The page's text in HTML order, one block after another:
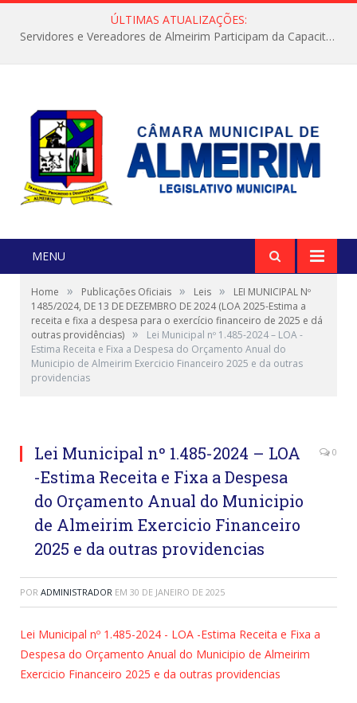
ÚLTIMAS ATUALIZAÇÕES:
Servidores e Vereadores de Almeirim Participam da Capacitação “Orientar é a Nossa Missão”
MENU
Home » Publicações Oficiais » Leis »
LEI MUNICIPAL Nº
1485/2024, DE 13 DE DEZEMBRO DE 2024 (LOA 2025-Estima a
receita e fixa a despesa para o exercício financeiro de 2025 e dá
outras providências) »
Lei Municipal nº 1.485-2024 – LOA -
Estima Receita e Fixa a Despesa do Orçamento Anual do
Municipio de Almeirim Exercicio Financeiro 2025 e da outras
providencias
Lei Municipal nº 1.485-2024 – LOA
-Estima Receita e Fixa a Despesa
do Orçamento Anual do Municipio
de Almeirim Exercicio Financeiro
2025 e da outras providencias
0
POR ADMINISTRADOR EM 30 DE JANEIRO DE 2025
Lei Municipal nº 1.485-2024 - LOA -Estima Receita e Fixa a
Despesa do Orçamento Anual do Municipio de Almeirim
Exercicio Financeiro 2025 e da outras providencias